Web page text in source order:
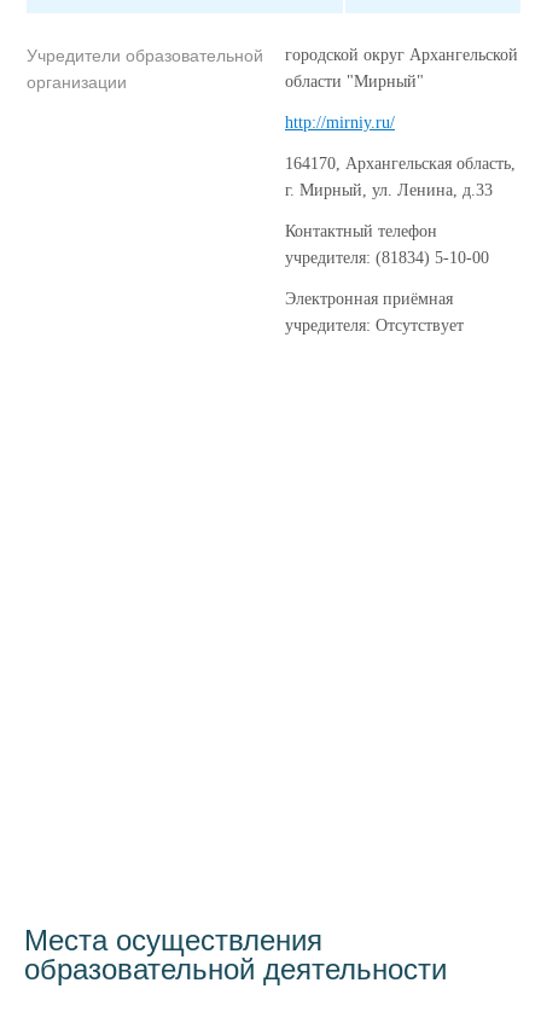
Учредители образовательной
организации
городской округ Архангельской
области "Мирный"
http://mirniy.ru/
164170, Архангельская область,
г. Мирный, ул. Ленина, д.33
Контактный телефон
учредителя: (81834) 5-10-00
Электронная приёмная
учредителя: Отсутствует
Места осуществления
образовательной деятельности